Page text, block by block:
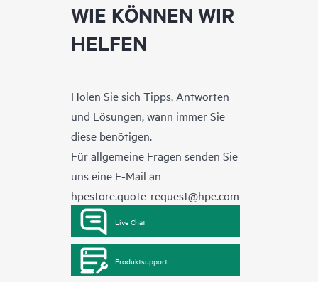
WIE KÖNNEN WIR
HELFEN
Holen Sie sich Tipps, Antworten
und Lösungen, wann immer Sie
diese benötigen.
Für allgemeine Fragen senden Sie
uns eine E-Mail an
hpestore.quote-request@hpe.com
Live Chat
Produktsupport